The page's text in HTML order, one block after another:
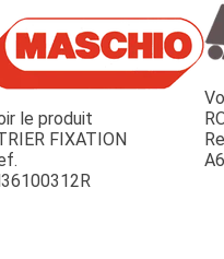
le produit
FIXATION